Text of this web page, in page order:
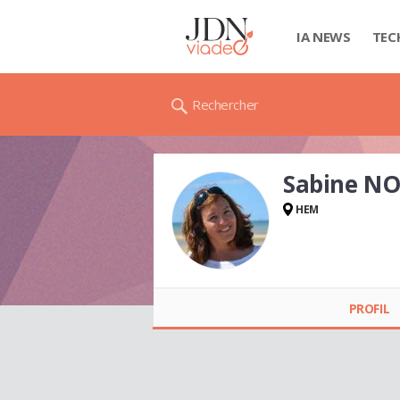
IA NEWS
Rechercher
Sabine
HEM
PROFIL